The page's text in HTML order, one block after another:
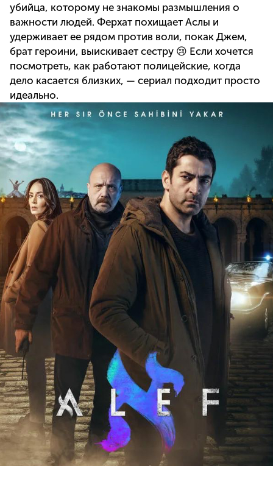
убийца, которому не знакомы размышления о
важности людей. Ферхат похищает Аслы и
удерживает ее рядом против воли, покак Джем,
брат героини, выискивает сестру 😢 Если хочется
посмотреть, как работают полицейские, когда
дело касается близких, — сериал подходит просто
идеально.